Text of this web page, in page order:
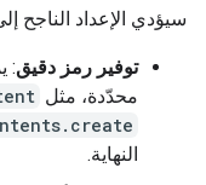
سيؤدي الإعداد الناجح
توفير رمز دقيق
محدّدة، مثل
النهاية.